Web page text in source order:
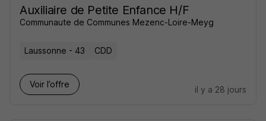
Auxiliaire de Petite Enfance H/F
Communaute de Communes Mezenc-Loire-Meyg
Laussonne - 43 CDD
Voir l’offre
il y a 28 jours